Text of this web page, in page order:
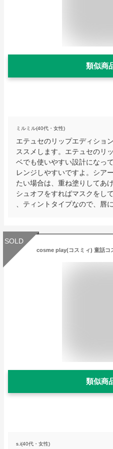
類似商
ミルミル(40代・女性)
エテュセのリップエディショ
ススメします。エテュセのリ
ベでも使いやすい設計になっ
レンジしやすいですよ。シア
たい場合は、重ね塗りしてあ
シュオフをすればマスクをし
、ティントタイプなので、唇
SOLD
類似商
s.i(40代・女性)